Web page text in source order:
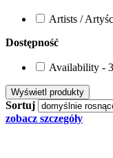
Artists /
Dostępność
Availability -
Sortuj
zobacz szczegóły